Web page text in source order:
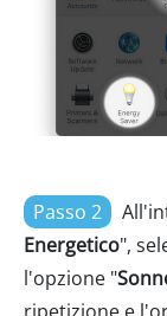
Passo 2
Energetico",
l'opzione "